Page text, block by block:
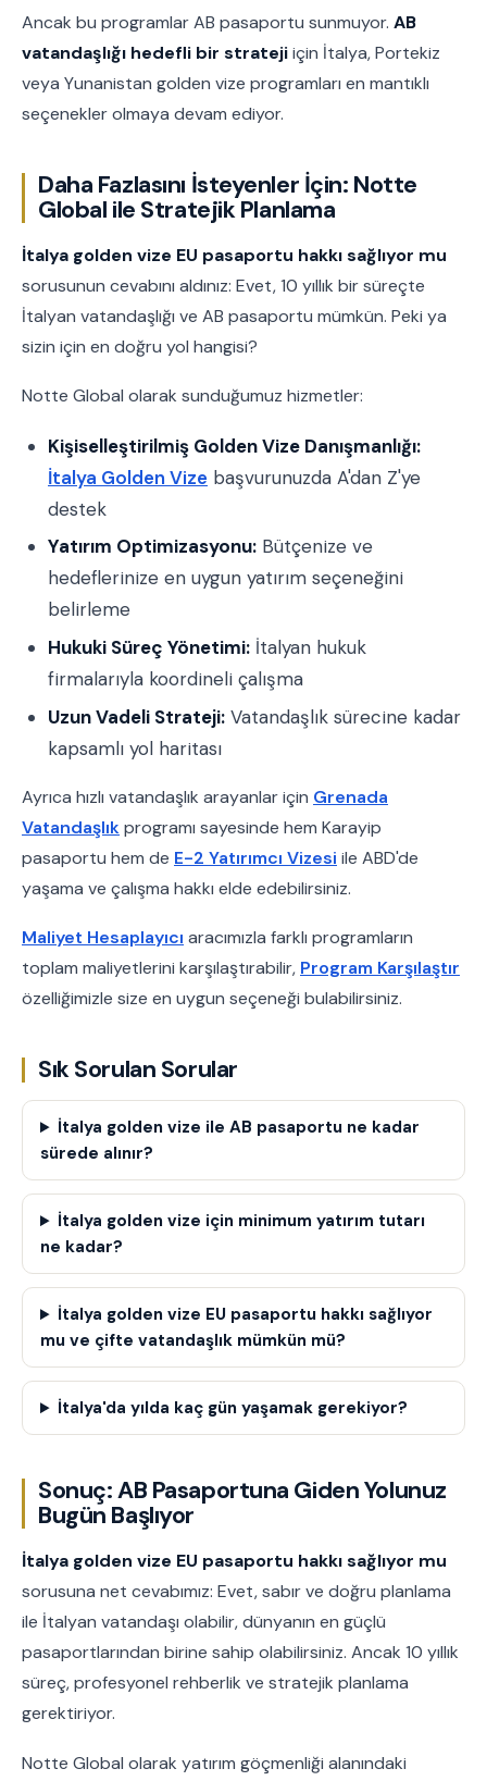
Ancak bu programlar AB pasaportu sunmuyor. AB
vatandaşlığı hedefli bir stratejiiçin İtalya, Portekiz
veya Yunanistan golden vize programları en mantıklı
seçenekler olmaya devam ediyor.
Daha Fazlasını İsteyenler İçin: Notte
Global ile Stratejik Planlama
İtalya golden vize EU pasaportu hakkı sağlıyor mu
sorusunun cevabını aldınız: Evet, 10 yıllık bir süreçte
İtalyan vatandaşlığı ve AB pasaportu mümkün. Peki ya
sizin için en doğru yol hangisi?
Notte Global olarak sunduğumuz hizmetler:
Kişiselleştirilmiş Golden Vize Danışmanlığı:
İtalya Golden Vize başvurunuzda A'dan Z'ye
destek
Yatırım Optimizasyonu: Bütçenize ve
hedeflerinize en uygun yatırım seçeneğini
belirleme
Hukuki Süreç Yönetimi: İtalyan hukuk
firmalarıyla koordineli çalışma
Uzun Vadeli Strateji: Vatandaşlık sürecine kadar
kapsamlı yol haritası
Ayrıca hızlı vatandaşlık arayanlar için Grenada
Vatandaşlıkprogramı sayesinde hem Karayip
pasaportu hem de E-2 Yatırımcı Vizesi ile ABD'de
yaşama ve çalışma hakkı elde edebilirsiniz.
Maliyet Hesaplayıcı aracımızla farklı programların
toplam maliyetlerini karşılaştırabilir, Program Karşılaştır
özelliğimizle size en uygun seçeneği bulabilirsiniz.
Sık Sorulan Sorular
İtalya golden vize ile AB pasaportu ne kadar
sürede alınır?
İtalya golden vize için minimum yatırım tutarı
ne kadar?
İtalya golden vize EU pasaportu hakkı sağlıyor
mu ve çifte vatandaşlık mümkün mü?
İtalya'da yılda kaç gün yaşamak gerekiyor?
Sonuç: AB Pasaportuna Giden Yolunuz
Bugün Başlıyor
İtalya golden vize EU pasaportu hakkı sağlıyor mu
sorusuna net cevabımız: Evet, sabır ve doğru planlama
ile İtalyan vatandaşı olabilir, dünyanın en güçlü
pasaportlarından birine sahip olabilirsiniz. Ancak 10 yıllık
süreç, profesyonel rehberlik ve stratejik planlama
gerektiriyor.
Notte Global olarak yatırım göçmenliği alanındaki